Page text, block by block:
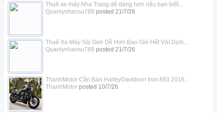
Thuê xe máy Nha Trang dễ dàng hơn nếu bạn biết...
Quanlynhansu789 posted 21/7/26
Thuê Xe Máy Sài Gòn Dễ Hơn Bao Giờ Hết Với Dịch...
Quanlynhansu789 posted 21/7/26
ThanhMotor Cần Bán HarleyDavidson Iron 883 2016...
ThanhMotorposted 10/7/26